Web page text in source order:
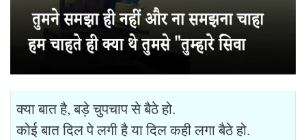
क्या बात है, बड़े चुपचाप से बैठे हो.
कोई बात दिल पे लगी है या दिल कही लगा बैठे हो.